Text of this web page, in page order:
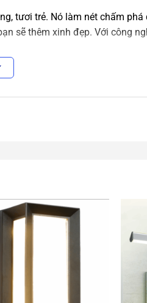
tươi trẻ. Nó làm nét chấm phá
sẽ thêm xinh đẹp. Với công
không đáp ứng được yêu cầu
yêu cầu cho bạn nhé!
tiếp cho An An Decor